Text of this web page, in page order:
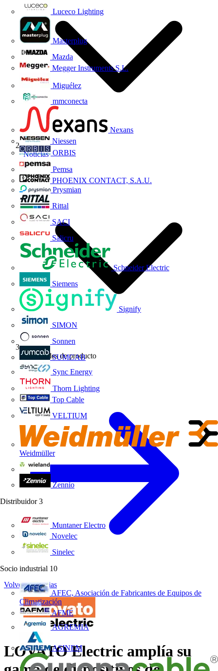
Luceco Lighting
Masterplug
Mazda
Megger Instruments S.L.
Miguélez
mmconecta
Nexans
Niessen
ORBIS
Pemsa
PHOENIX CONTACT, S.A.U.
Prysmian
Rittal
SACI
Salicru
Schneider Electric
Siemens
Signify
SIMON
Sonnen
SUMCAB
Sync Energy
Thorn Lighting
Top Cable
VELTIUM
Weidmüller
Zennio
Distribuidor 3
Muntaner Electro
Novelec
Sinelec
Socio industrial 10
AFEC, Asociación de Fabricantes de Equipos de
Climatización
AFME
AGREMIA
ASINEM
Noticias
Novedades de producto
Volver a Noticias
LOVATO Electric amplía su